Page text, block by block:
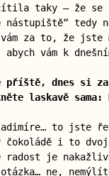
taky — že se z
nástupiště“ tedy
za to, že jste
abych vám k
příště, dnes si za
laskavě
to jste
čokoládě i to
radost je
otázka… ne,